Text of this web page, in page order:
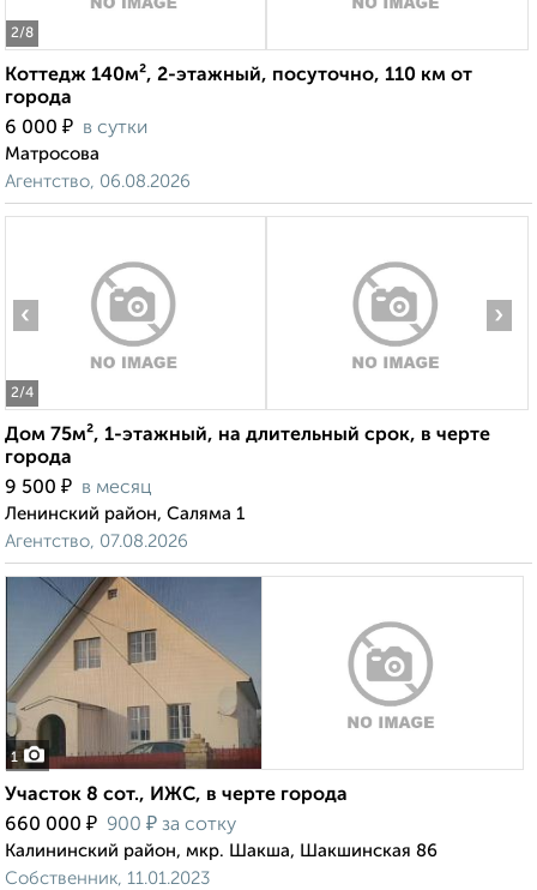
2/8
Коттедж 140м², 2-этажный, посуточно, 110 км от
города
6 000 ₽ в сутки
Матросова
Агентство, 06.08.2026
2/4
‹ ›
Дом 75м², 1-этажный, на длительный срок, в черте
города
9 500 ₽ в месяц
Ленинский район, Саляма 1
Агентство, 07.08.2026
1
Участок 8 сот., ИЖС, в черте города
660 000 ₽ 900 ₽ за сотку
Калининский район, мкр. Шакша, Шакшинская 86
Собственник, 11.01.2023